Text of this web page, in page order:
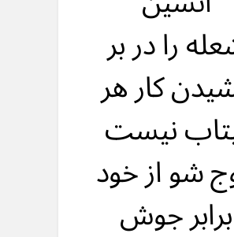
را در بر
کار هر
نیست
شو از خود
برابر جوش